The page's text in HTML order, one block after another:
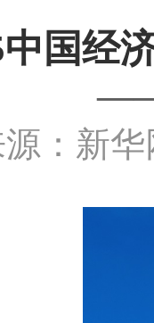
中国经
——
源：